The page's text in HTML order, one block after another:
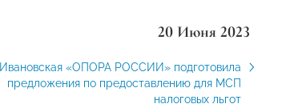
20 Июня 2023
Ивановская «ОПОРА РОССИИ» подготовила
предложения по предоставлению для МСП
налоговых льгот